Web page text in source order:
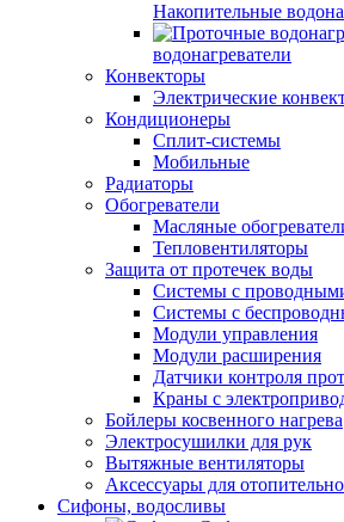
Накопительные
водонагреватели
Конвекторы
Электрические
Кондиционеры
Сплит-системы
Мобильные
Радиаторы
Обогреватели
Масляные
Тепловентиляторы
Защита от протечек воды
Системы с
Системы с
Модули управления
Модули расширения
Датчики контроля
Краны с
Бойлеры косвенного нагрева
Электросушилки для рук
Вытяжные вентиляторы
Аксессуары для
Сифоны, водосливы